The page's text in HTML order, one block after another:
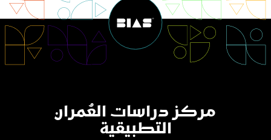
مركز دراسات العُمران
التطبيقية